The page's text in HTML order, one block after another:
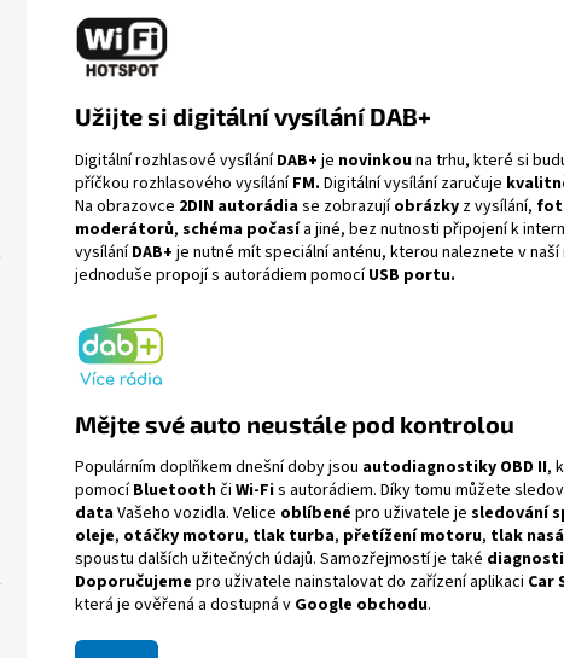
Užijte si digitální vysílání DAB+
Digitální rozhlasové vysíláníDAB+ je novinkouna trhu, které si
příčkou rozhlasového vysíláníFM. Digitální vysílání zaručuje
Na obrazovce 2DIN autorádiase zobrazujíobrázky z vysílání,
moderátorů, schéma počasía jiné, bez nutnosti připojení k
vysíláníDAB+ je nutné mít speciální anténu, kterou naleznete v naší
jednoduše propojí s autorádiem pomocíUSB portu.
Mějte své auto neustále pod kontrolou
Populárním doplňkem dnešní doby jsou autodiagnostiky OBD II,
pomocíBluetoothči Wi-Fis autorádiem. Díky tomu můžete
dataVašeho vozidla. Velice oblíbené pro uživatele je sledování
oleje, otáčky motoru, tlak turba, přetížení motoru, tlak
spoustu dalších užitečných údajů. Samozřejmostí je také
Doporučujeme pro uživatele nainstalovat do zařízení aplikaci Car
která je ověřená a dostupná v Google obchodu.